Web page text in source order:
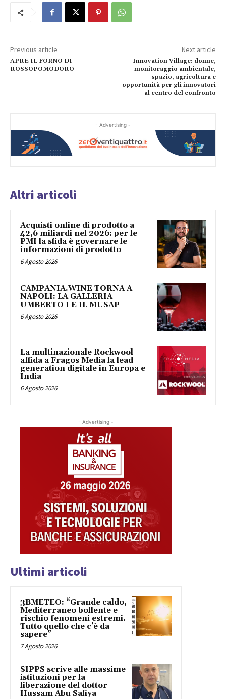
Previous article
APRE IL FORNO DI
ROSSOPOMODORO
Next article
Innovation Village: donne,
monitoraggio ambientale,
spazio, agricoltura e
opportunità per gli innovatori
al centro del confronto
- Advertising -
Altri articoli
Acquisti online di prodotto a
42,6 miliardi nel 2026: per le
PMI la sfida è governare le
informazioni di prodotto
6 Agosto 2026
CAMPANIA.WINE TORNA A
NAPOLI: LA GALLERIA
UMBERTO I E IL MUSAP
6 Agosto 2026
La multinazionale Rockwool
affida a Fragos Media la lead
generation digitale in Europa e
India
6 Agosto 2026
- Advertising -
Ultimi articoli
3BMETEO: “Grande caldo,
Mediterraneo bollente e
rischio fenomeni estremi.
Tutto quello che c’è da
sapere”
7 Agosto 2026
SIPPS scrive alle massime
istituzioni per la
liberazione del dottor
Hussam Abu Safiya